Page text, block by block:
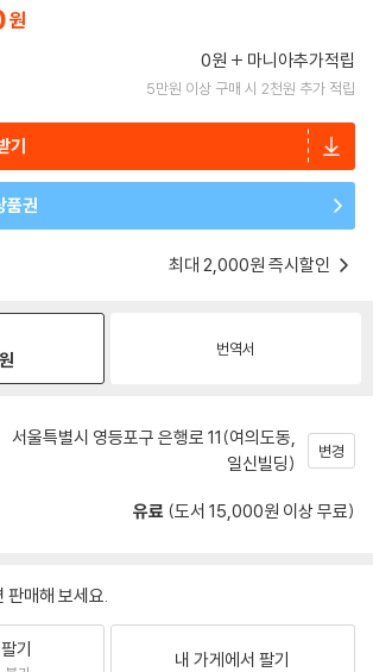
0원 마니아추가적립
5만원 이상 구매 시 2천원 추가 적립
기
품권
최대 2,000원 즉시할인
번역서
서울특별시 영등포구 은행로 11(여의도동,
일신빌딩)
변경
유료 (도서 15,000원 이상 무료)
판매해 보세요.
기 내 가게에서 팔기